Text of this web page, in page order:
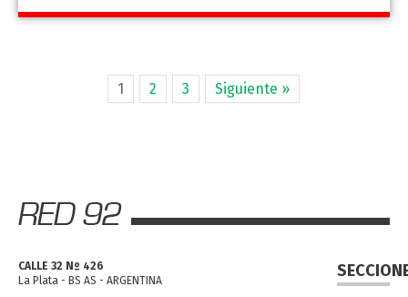
1 2 3 Siguiente »
CALLE 32 Nº 426
La Plata - BS AS - ARGENTINA